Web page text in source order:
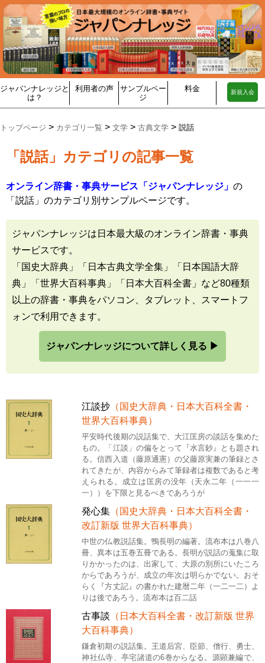
ジャパンナレッジと
は？
利用者の声
サンプルペー
ジ
料金 新規入会
トップページ > カテゴリ一覧 > 文学 > 古典文学 > 説話
「説話」カテゴリの記事一覧
オンライン辞書・事典サービス「ジャパンナレッジ」 の
「説話」のカテゴリ別サンプルページです。
ジャパンナレッジは日本最大級のオンライン辞書・事典
サービスです。
「国史大辞典」「日本古典文学全集」「日本国語大辞
典」「世界大百科事典」「日本大百科全書」など80種類
以上の辞書・事典をパソコン、タブレット、スマートフ
ォンで利用できます。
ジャパンナレッジについて詳しく見る ▶
江談抄 （国史大辞典・日本大百科全書・
世界大百科事典）
平安時代後期の説話集で、大江匡房の談話を集めた
もの。「江談」の偏をとって『水言鈔』とも題され
る。信西入道（藤原通憲）の父藤原実兼の筆録とさ
れてきたが、内容からみて筆録者は複数であると考
えられる。成立は匡房の没年（天永二年（一一一
一））を下限と見るべきであろうが
発心集 （国史大辞典・日本大百科全書・
改訂新版 世界大百科事典）
中世の仏教説話集。鴨長明の編著。流布本は八巻八
冊、異本は五巻五冊である。長明が説話の蒐集に取
りかかったのは、出家して、大原の別所にいたころ
からであろうが、成立の年次は明らかでない。おそ
らく『方丈記』の書かれた建暦二年（一二一二）よ
りは後であろう。流布本は百二話
古事談 （日本大百科全書・改訂新版 世界
大百科事典）
鎌倉初期の説話集。王道后宮、臣節、僧行、勇士、
神社仏寺、亭宅諸道の6巻からなる。源顕兼編で、